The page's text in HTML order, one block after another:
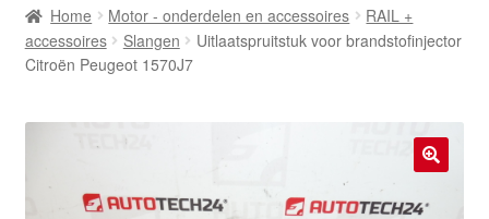
Algemene voorwaarden
Betalingen
Home Motor - onderdelen en accessoires
RAIL +
accessoires
Slangen
Uitlaatspruitstuk voor brandstofinjector
Citroën Peugeot 1570J7